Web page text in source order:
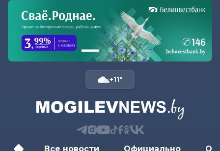
+11°
Все новости Официально